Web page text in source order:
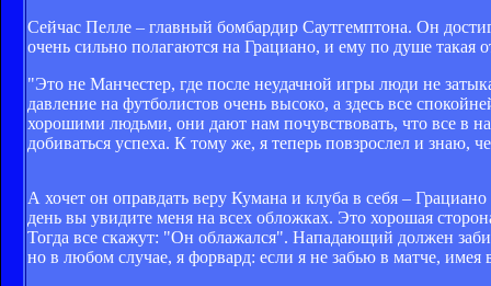
Сейчас Пелле – главный бомбардир Саутгемптона. Он
очень сильно полагаются на Грациано, и ему по душе такая
"Это не Манчестер, где после неудачной игры люди не
давление на футболистов очень высоко, а здесь все
хорошими людьми, они дают нам почувствовать, что все в
добиваться успеха. К тому же, я теперь повзрослел и знаю,
А хочет он оправдать веру Кумана и клуба в себя –
день вы увидите меня на всех обложках. Это хорошая
Тогда все скажут: "Он облажался". Нападающий должен
но в любом случае, я форвард: если я не забью в матче,